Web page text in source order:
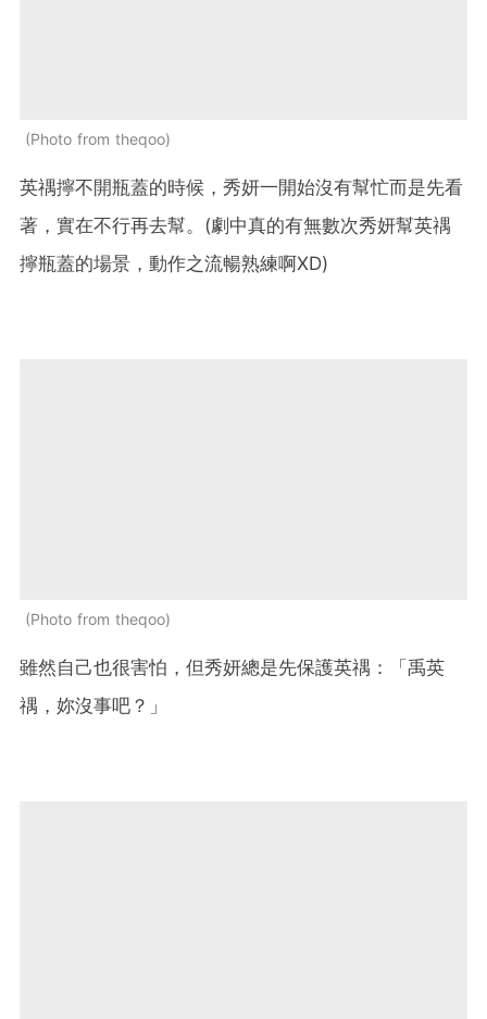
Photo from theqoo
英禑擰不開瓶蓋的時候，秀妍一開始沒有幫忙而是先看
著，實在不行再去幫。(劇中真的有無數次秀妍幫英禑
擰瓶蓋的場景，動作之流暢熟練啊XD)
Photo from theqoo
雖然自己也很害怕，但秀妍總是先保護英禑：「禹英
禑，妳沒事吧？」